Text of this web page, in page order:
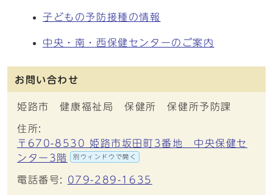
子どもの予防接種の情報
中央・南・西保健センターのご案内
お問い合わせ
姫路市 健康福祉局 保健所 保健所予防課
住所:
〒670-8530 姫路市坂田町3番地 中央保健セ
ンター3階
別ウィンドウで開く
電話番号: 079-289-1635